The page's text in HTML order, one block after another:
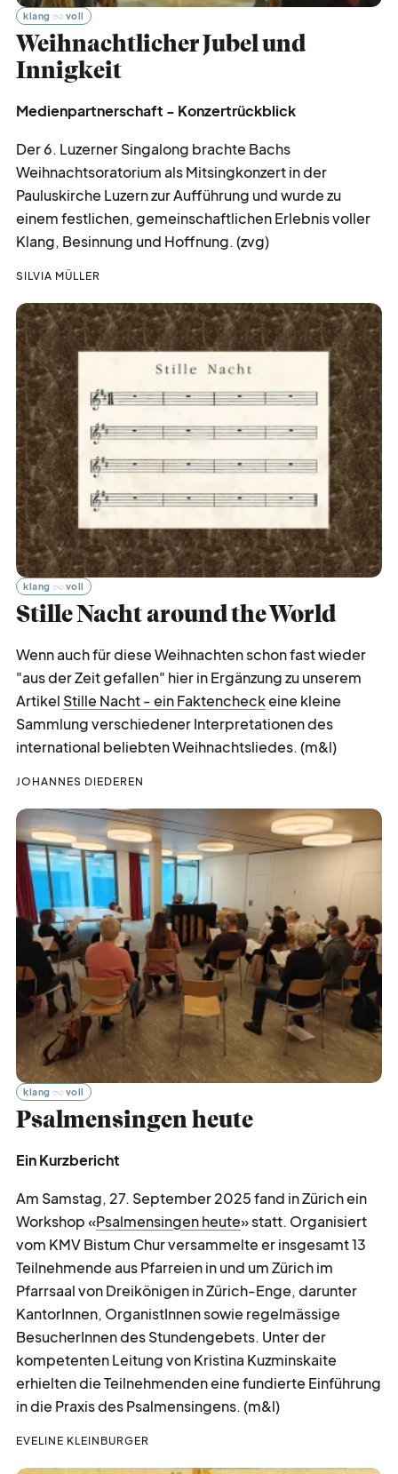
klang voll
Weihnachtlicher Jubel und
Innigkeit
Medienpartnerschaft - Konzertrückblick
Der 6. Luzerner Singalong brachte Bachs
Weihnachtsoratorium als Mitsingkonzert in der
Pauluskirche Luzern zur Aufführung und wurde zu
einem festlichen, gemeinschaftlichen Erlebnis voller
Klang, Besinnung und Hoffnung. (zvg)
SILVIA MÜLLER
klang voll
Stille Nacht around the World
Wenn auch für diese Weihnachten schon fast wieder
"aus der Zeit gefallen" hier in Ergänzung zu unserem
Artikel Stille Nacht - ein Faktencheckeine kleine
Sammlung verschiedener Interpretationen des
international beliebten Weihnachtsliedes. (m&l)
JOHANNES DIEDEREN
klang voll
Psalmensingen heute
Ein Kurzbericht
Am Samstag, 27. September 2025 fand in Zürich ein
Workshop «Psalmensingen heute» statt. Organisiert
vom KMV Bistum Chur versammelte er insgesamt 13
Teilnehmende aus Pfarreien in und um Zürich im
Pfarrsaal von Dreikönigen in Zürich-Enge, darunter
KantorInnen, OrganistInnen sowie regelmässige
BesucherInnen des Stundengebets. Unter der
kompetenten Leitung von Kristina Kuzminskaite
erhielten die Teilnehmenden eine fundierte Einführung
in die Praxis des Psalmensingens. (m&l)
EVELINE KLEINBURGER